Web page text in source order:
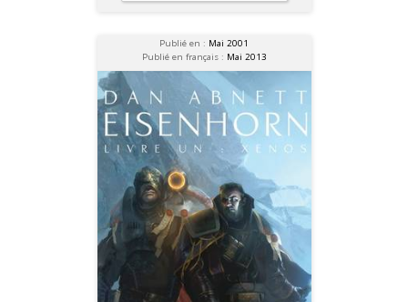
Publié en : Mai 2001
Publié en français : Mai 2013